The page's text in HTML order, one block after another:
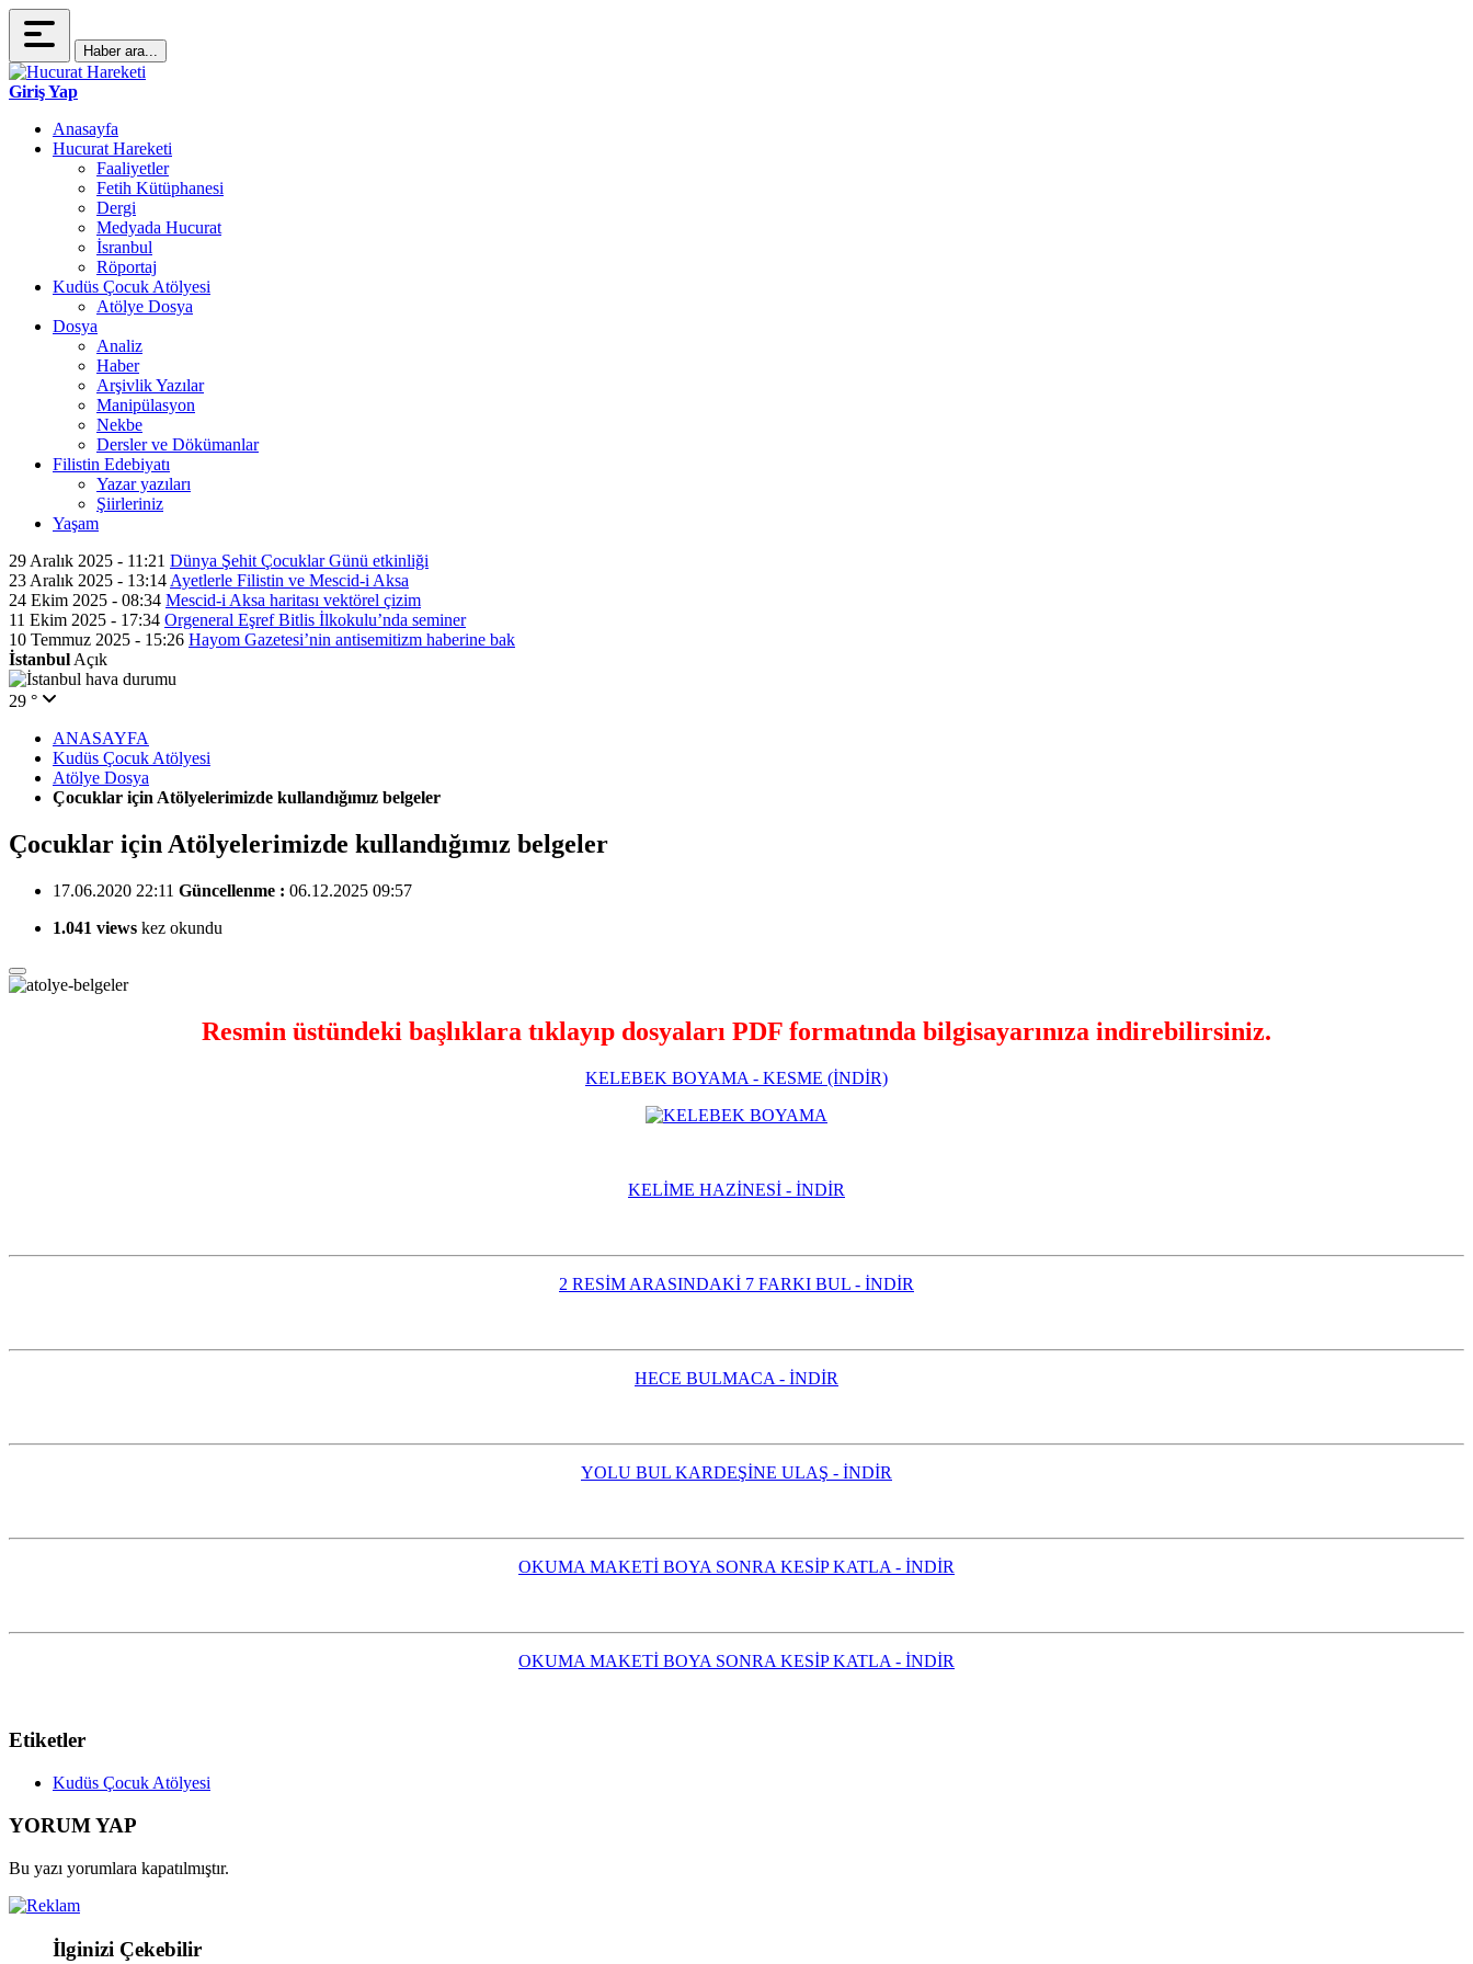
Haber ara...
Giriş Yap
Anasayfa
Hucurat Hareketi
Faaliyetler
Fetih Kütüphanesi
Dergi
Medyada Hucurat
İsranbul
Röportaj
Kudüs Çocuk Atölyesi
Atölye Dosya
Dosya
Analiz
Haber
Arşivlik Yazılar
Manipülasyon
Nekbe
Dersler ve Dökümanlar
Filistin Edebiyatı
Yazar yazıları
Şiirleriniz
Yaşam
29 Aralık 2025 - 11:21 Dünya Şehit Çocuklar Günü etkinliği
23 Aralık 2025 - 13:14 Ayetlerle Filistin ve Mescid-i Aksa
24 Ekim 2025 - 08:34 Mescid-i Aksa haritası vektörel çizim
11 Ekim 2025 - 17:34 Orgeneral Eşref Bitlis İlkokulu’nda seminer
10 Temmuz 2025 - 15:26 Hayom Gazetesi’nin antisemitizm haberine bak
İstanbul Açık
29 °
ANASAYFA
Kudüs Çocuk Atölyesi
Atölye Dosya
Çocuklar için Atölyelerimizde kullandığımız belgeler
Çocuklar için Atölyelerimizde kullandığımız belgeler
17.06.2020 22:11 Güncellenme : 06.12.2025 09:57
1.041 views kez okundu
Resmin üstündeki başlıklara tıklayıp dosyaları PDF formatında bilgisayarınıza indirebilirsiniz.
KELEBEK BOYAMA - KESME (İNDİR)
KELİME HAZİNESİ - İNDİR
2 RESİM ARASINDAKİ 7 FARKI BUL - İNDİR
HECE BULMACA - İNDİR
YOLU BUL KARDEŞİNE ULAŞ - İNDİR
OKUMA MAKETİ BOYA SONRA KESİP KATLA - İNDİR
OKUMA MAKETİ BOYA SONRA KESİP KATLA - İNDİR
Etiketler
Kudüs Çocuk Atölyesi
YORUM YAP
Bu yazı yorumlara kapatılmıştır.
İlginizi Çekebilir